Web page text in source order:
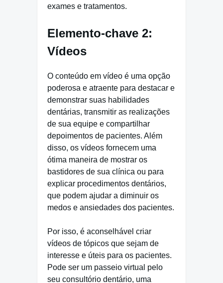
exames e tratamentos.
Elemento-chave 2:
Vídeos
O conteúdo em vídeo é uma opção
poderosa e atraente para destacar e
demonstrar suas habilidades
dentárias, transmitir as realizações
de sua equipe e compartilhar
depoimentos de pacientes. Além
disso, os vídeos fornecem uma
ótima maneira de mostrar os
bastidores de sua clínica ou para
explicar procedimentos dentários,
que podem ajudar a diminuir os
medos e ansiedades dos pacientes.
Por isso, é aconselhável criar
vídeos de tópicos que sejam de
interesse e úteis para os pacientes.
Pode ser um passeio virtual pelo
seu consultório dentário, uma